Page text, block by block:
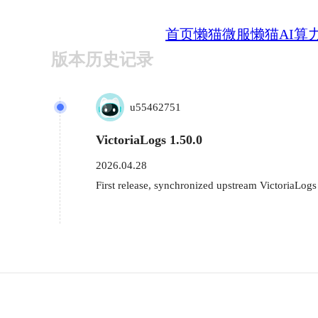
首页懒猫微服懒猫AI算
版本历史记录
u55462751
VictoriaLogs 1.50.0
2026.04.28
First release, synchronized upstream